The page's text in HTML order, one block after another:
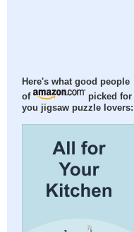
Here's what good people
of
picked for
you jigsaw puzzle lovers: